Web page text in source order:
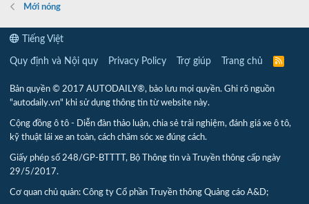
Mới nóng
Tiếng Việt
Quy định và Nội quy Privacy Policy Trợ giúp Trang chủ
R
Bản quyền © 2017 AUTODAILY®, bảo lưu mọi quyền. Ghi rõ nguồn
"autodaily.vn" khi sử dụng thông tin từ website này.
Cộng đồng ô tô - Diễn đàn thảo luận, chia sẻ trải nghiệm, đánh giá xe ô tô,
kỹ thuật lái xe an toàn, cách chăm sóc xe đúng cách.
Giấy phép số 248/GP-BTTTT, Bộ Thông tin và Truyền thông cấp ngày
29/5/2017.
Cơ quan chủ quản: Công ty Cổ phần Truyền thông Quảng cáo A&D;